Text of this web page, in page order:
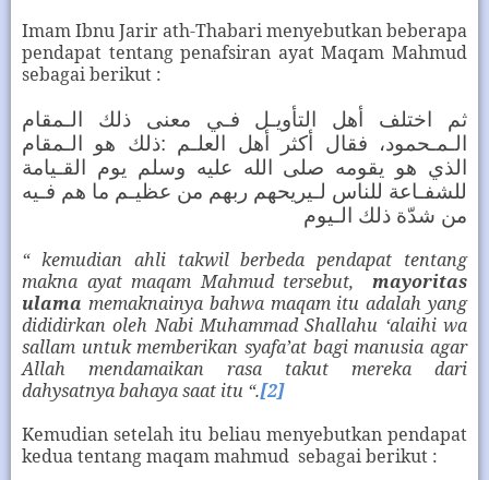
Imam Ibnu Jarir ath-Thabari menyebutkan beberapa
pendapat tentang penafsiran ayat Maqam Mahmud
sebagai berikut :
ثم اختلف أهل التأويـل فـي معنى ذلك الـمقام
الـمـحمود، فقال أكثر أهل العلـم :ذلك هو الـمقام
الذي هو يقومه صلى الله عليه وسلم يوم القـيامة
للشفـاعة للناس لـيريحهم ربهم من عظيـم ما هم فـيه
من شدّة ذلك الـيوم
“ kemudian ahli takwil berbeda pendapat tentang
makna ayat maqam Mahmud tersebut,
mayoritas
ulama memaknainya bahwa maqam itu adalah yang
dididirkan oleh Nabi Muhammad Shallahu ‘alaihi wa
sallam untuk memberikan syafa’at bagi manusia agar
Allah mendamaikan rasa takut mereka dari
dahysatnya bahaya saat itu “.[2]
Kemudian setelah itu beliau menyebutkan pendapat
kedua tentang maqam mahmud sebagai berikut :